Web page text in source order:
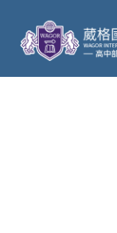
葳
格